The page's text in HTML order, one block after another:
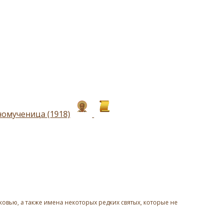
(1918)
а также имена некоторых редких святых, которые не